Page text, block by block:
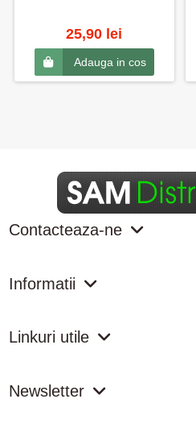
25,90 lei
Adauga in cos
Contacteaza-ne
Informatii
Linkuri utile
Newsletter